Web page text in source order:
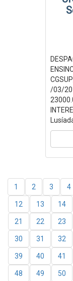
/03/
1 2 3 4
12 13 14
21 22 23
30 31 32
39 40 41
48 49 50